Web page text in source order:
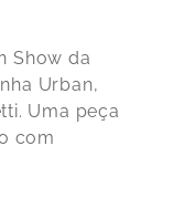
Show da
Urban,
Uma peça
com